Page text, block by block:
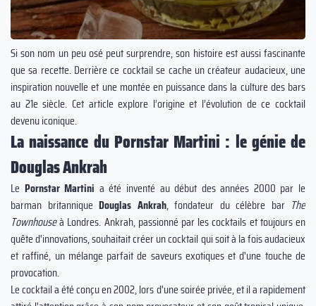
Si son nom un peu osé peut surprendre, son histoire est aussi fascinante
que sa recette. Derrière ce cocktail se cache un créateur audacieux, une
inspiration nouvelle et une montée en puissance dans la culture des bars
au 21e siècle. Cet article explore l’origine et l’évolution de ce cocktail
devenu iconique.
La naissance du Pornstar Martini : le génie de
Douglas Ankrah
Le Pornstar Martini a été inventé au début des années 2000 par le
barman britannique Douglas Ankrah, fondateur du célèbre bar The
Townhouseà Londres. Ankrah, passionné par les cocktails et toujours en
quête d'innovations, souhaitait créer un cocktail qui soit à la fois audacieux
et raffiné, un mélange parfait de saveurs exotiques et d'une touche de
provocation.
Le cocktail a été conçu en 2002, lors d'une soirée privée, et il a rapidement